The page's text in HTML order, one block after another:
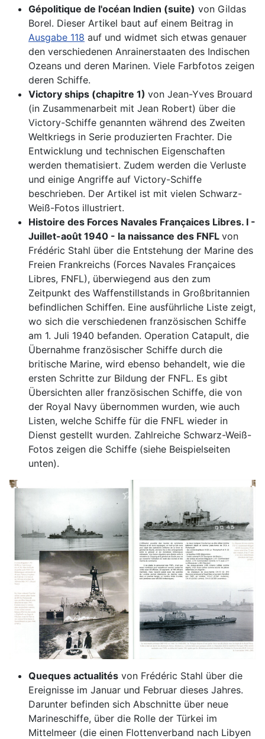
Gépolitique de l'océan Indien (suite) von Gildas
Borel. Dieser Artikel baut auf einem Beitrag in
Ausgabe 118 auf und widmet sich etwas genauer
den verschiedenen Anrainerstaaten des Indischen
Ozeans und deren Marinen. Viele Farbfotos zeigen
deren Schiffe.
Victory ships (chapitre 1) von Jean-Yves Brouard
(in Zusammenarbeit mit Jean Robert) über die
Victory-Schiffe genannten während des Zweiten
Weltkriegs in Serie produzierten Frachter. Die
Entwicklung und technischen Eigenschaften
werden thematisiert. Zudem werden die Verluste
und einige Angriffe auf Victory-Schiffe
beschrieben. Der Artikel ist mit vielen Schwarz-
Weiß-Fotos illustriert.
Histoire des Forces Navales Françaices Libres. I -
Juillet-août 1940 - la naissance des FNFL von
Frédéric Stahl über die Entstehung der Marine des
Freien Frankreichs (Forces Navales Françaices
Libres, FNFL), überwiegend aus den zum
Zeitpunkt des Waffenstillstands in Großbritannien
befindlichen Schiffen. Eine ausführliche Liste zeigt,
wo sich die verschiedenen französischen Schiffe
am 1. Juli 1940 befanden. Operation Catapult, die
Übernahme französischer Schiffe durch die
britische Marine, wird ebenso behandelt, wie die
ersten Schritte zur Bildung der FNFL. Es gibt
Übersichten aller französischen Schiffe, die von
der Royal Navy übernommen wurden, wie auch
Listen, welche Schiffe für die FNFL wieder in
Dienst gestellt wurden. Zahlreiche Schwarz-Weiß-
Fotos zeigen die Schiffe (siehe Beispielseiten
unten).
Queques actualités von Frédéric Stahl über die
Ereignisse im Januar und Februar dieses Jahres.
Darunter befinden sich Abschnitte über neue
Marineschiffe, über die Rolle der Türkei im
Mittelmeer (die einen Flottenverband nach Libyen